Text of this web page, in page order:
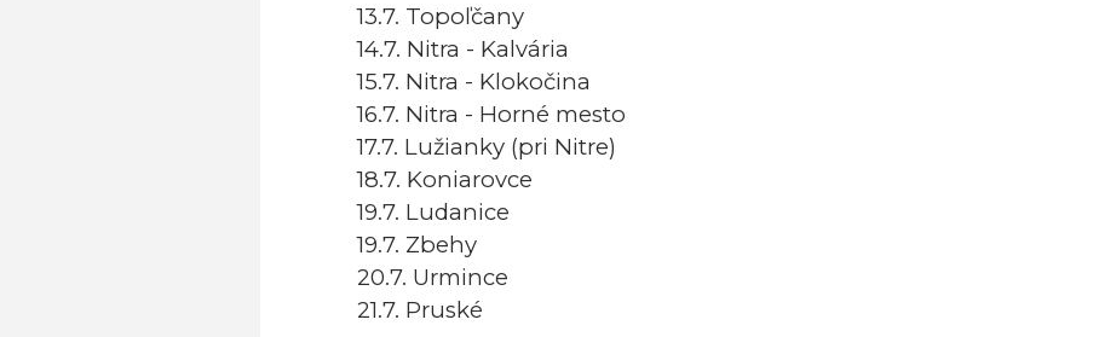
13.7. Topoľčany
14.7. Nitra - Kalvária
15.7. Nitra - Klokočina
16.7. Nitra - Horné mesto
17.7. Lužianky (pri Nitre)
18.7. Koniarovce
19.7. Ludanice
19.7. Zbehy
20.7. Urmince
21.7. Pruské